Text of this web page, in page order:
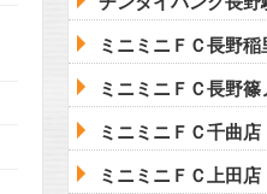
ミニミニＦＣ長野稲
ミニミニＦＣ長野篠
ミニミニＦＣ千曲店
ミニミニＦＣ上田店